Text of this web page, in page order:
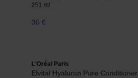
251 ml
36 €
L'Oréal Paris
Elvital Hyaluron Pure Conditioner